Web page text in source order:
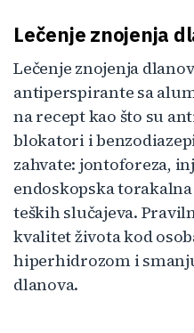
Lečenje znojenja
Lečenje znojenja
antiperspirante sa
na recept kao što su
blokatori i
zahvate: jontoforeza,
endoskopska
teških slučajeva.
kvalitet života kod
hiperhidrozom i
dlanova.